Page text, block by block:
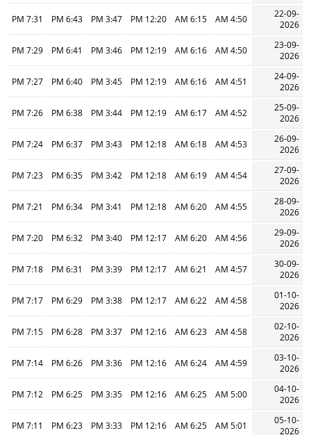
22-09-
2026
4:50 AM
6:15 AM
12:20 PM
3:47 PM
6:43 PM
7:31 PM
23-09-
2026
4:50 AM
6:16 AM
12:19 PM
3:46 PM
6:41 PM
7:29 PM
24-09-
2026
4:51 AM
6:16 AM
12:19 PM
3:45 PM
6:40 PM
7:27 PM
25-09-
2026
4:52 AM
6:17 AM
12:19 PM
3:44 PM
6:38 PM
7:26 PM
26-09-
2026
4:53 AM
6:18 AM
12:18 PM
3:43 PM
6:37 PM
7:24 PM
27-09-
2026
4:54 AM
6:19 AM
12:18 PM
3:42 PM
6:35 PM
7:23 PM
28-09-
2026
4:55 AM
6:20 AM
12:18 PM
3:41 PM
6:34 PM
7:21 PM
29-09-
2026
4:56 AM
6:20 AM
12:17 PM
3:40 PM
6:32 PM
7:20 PM
30-09-
2026
4:57 AM
6:21 AM
12:17 PM
3:39 PM
6:31 PM
7:18 PM
01-10-
2026
4:58 AM
6:22 AM
12:17 PM
3:38 PM
6:29 PM
7:17 PM
02-10-
2026
4:58 AM
6:23 AM
12:16 PM
3:37 PM
6:28 PM
7:15 PM
03-10-
2026
4:59 AM
6:24 AM
12:16 PM
3:36 PM
6:26 PM
7:14 PM
04-10-
2026
5:00 AM
6:25 AM
12:16 PM
3:35 PM
6:25 PM
7:12 PM
05-10-
2026
5:01 AM
6:25 AM
12:16 PM
3:33 PM
6:23 PM
7:11 PM